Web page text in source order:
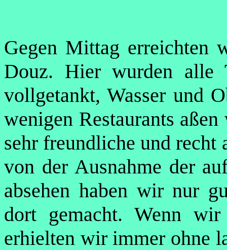
Gegen Mittag erreichten
Douz. Hier wurden alle
vollgetankt, Wasser und
wenigen Restaurants
sehr freundliche und recht
von der Ausnahme der
absehen haben wir nur
dort gemacht. Wenn
erhielten wir immer ohne